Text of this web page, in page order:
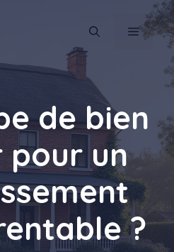
MENU
de bien
pour un
?